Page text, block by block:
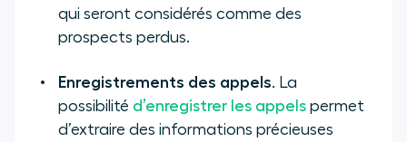
qui seront considérés comme des
prospects perdus.
Enregistrements des appels. La
possibilité d’enregistrer les appels permet
d’extraire des informations précieuses